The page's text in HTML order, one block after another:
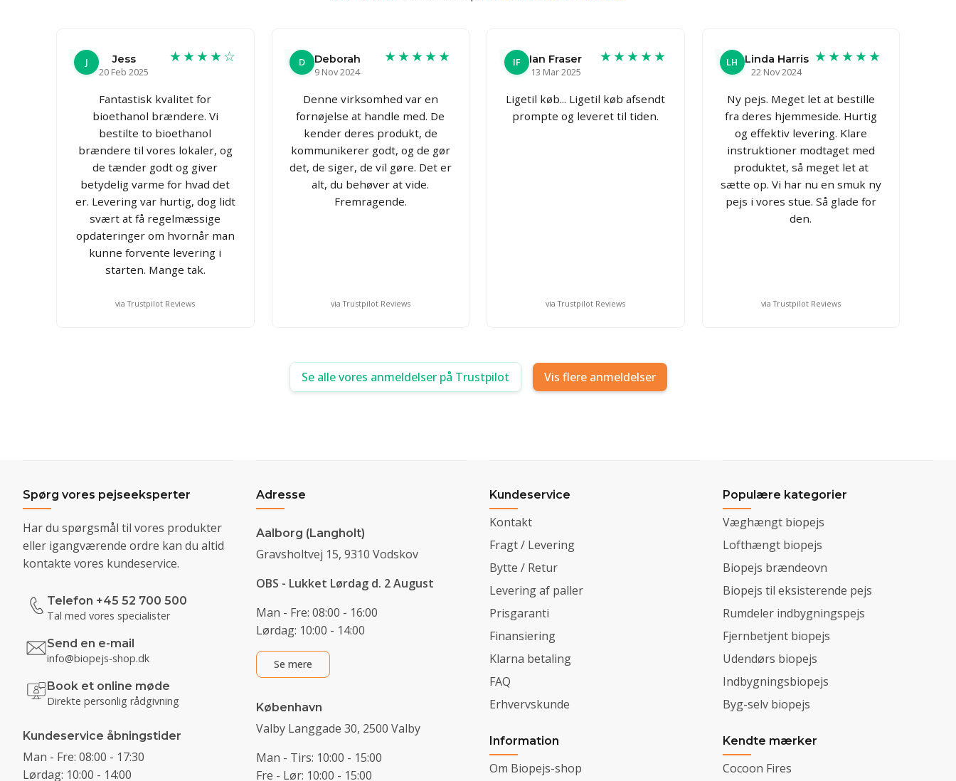
J
Jess
20 Feb 2025
★★★★☆
Fantastisk kvalitet for
bioethanol brændere. Vi
bestilte to bioethanol
brændere til vores lokaler, og
de tænder godt og giver
betydelig varme for hvad det
er. Levering var hurtig, dog lidt
svært at få regelmæssige
opdateringer om hvornår man
kunne forvente levering i
starten. Mange tak.
via Trustpilot Reviews
D
Deborah
9 Nov 2024
★★★★★
Denne virksomhed var en
fornøjelse at handle med. De
kender deres produkt, de
kommunikerer godt, og de gør
det, de siger, de vil gøre. Det er
alt, du behøver at vide.
Fremragende.
via Trustpilot Reviews
IF
Ian Fraser
13 Mar 2025
★★★★★
Ligetil køb... Ligetil køb afsendt
prompte og leveret til tiden.
via Trustpilot Reviews
LH Linda Harris
22 Nov 2024
★★★★★
Ny pejs. Meget let at bestille
fra deres hjemmeside. Hurtig
og effektiv levering. Klare
instruktioner modtaget med
produktet, så meget let at
sætte op. Vi har nu en smuk ny
pejs i vores stue. Så glade for
den.
via Trustpilot Reviews
Se alle vores anmeldelser på Trustpilot Vis flere anmeldelser
Spørg vores pejseeksperter
Har du spørgsmål til vores produkter
eller igangværende ordre kan du altid
kontakte vores kundeservice.
Telefon +45 52 700 500
Tal med vores specialister
Send en e-mail
info@biopejs-shop.dk
Book et online møde
Direkte personlig rådgivning
Kundeservice åbningstider
Man - Fre: 08:00 - 17:30
Lørdag: 10:00 - 14:00
Adresse
Aalborg (Langholt)
Gravsholtvej 15, 9310 Vodskov
OBS - Lukket Lørdag d. 2 August
Man - Fre: 08:00 - 16:00
Lørdag: 10:00 - 14:00
Se mere
København
Valby Langgade 30, 2500 Valby
Man - Tirs: 10:00 - 15:00
Fre - Lør: 10:00 - 15:00
Kundeservice
Kontakt
Fragt / Levering
Bytte / Retur
Levering af paller
Prisgaranti
Finansiering
Klarna betaling
FAQ
Erhvervskunde
Information
Om Biopejs-shop
Populære kategorier
Væghængt biopejs
Lofthængt biopejs
Biopejs brændeovn
Biopejs til eksisterende pejs
Rumdeler indbygningspejs
Fjernbetjent biopejs
Udendørs biopejs
Indbygningsbiopejs
Byg-selv biopejs
Kendte mærker
Cocoon Fires